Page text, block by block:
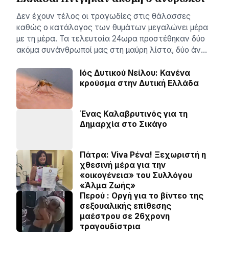
∆εν έχουν τέλος οι τραγωδίες στις θάλασσες
καθώς ο κατάλογος των θυµάτων µεγαλώνει µέρα
µε τη µέρα. Τα τελευταία 24ωρα προστέθηκαν δύο
ακόµα συνάνθρωποί µας στη µαύρη λίστα, δύο άν…
Ιός Δυτικού Νείλου: Κανένα
κρούσμα στην Δυτική Ελλάδα
Ένας Καλαβρυτινός για τη
Δημαρχία στο Σικάγο
Πάτρα: Viva Ρένα! Ξεχωριστή η
χθεσινή μέρα για την
«οικογένεια» του Συλλόγου
«Άλμα Ζωής»
Περού : Οργή για το βίντεο της
σεξουαλικής επίθεσης
μαέστρου σε 26χρονη
τραγουδίστρια